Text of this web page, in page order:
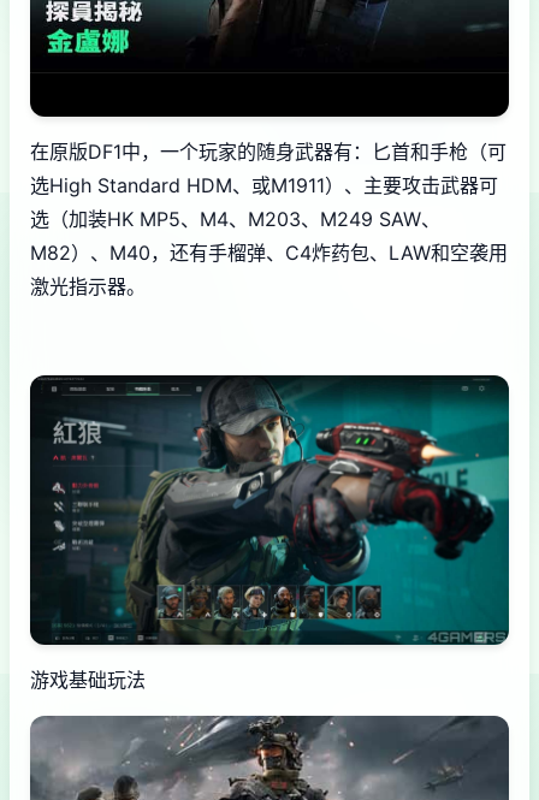
在原版DF1中，一个玩家的随身武器有：匕首和手枪（可
选High Standard HDM、或M1911）、主要攻击武器可
选（加装HK MP5、M4、M203、M249 SAW、
M82）、M40，还有手榴弹、C4炸药包、LAW和空袭用
激光指示器。
游戏基础玩法